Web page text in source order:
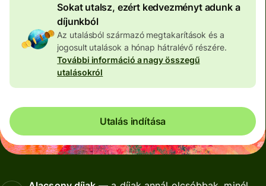
Sokat utalsz, ezért kedvezményt adunk a
díjunkból
Az utalásból származó megtakarítások és a
jogosult utalások a hónap hátralévő részére.
További információ a nagy összegű
utalásokról
Utalás indítása